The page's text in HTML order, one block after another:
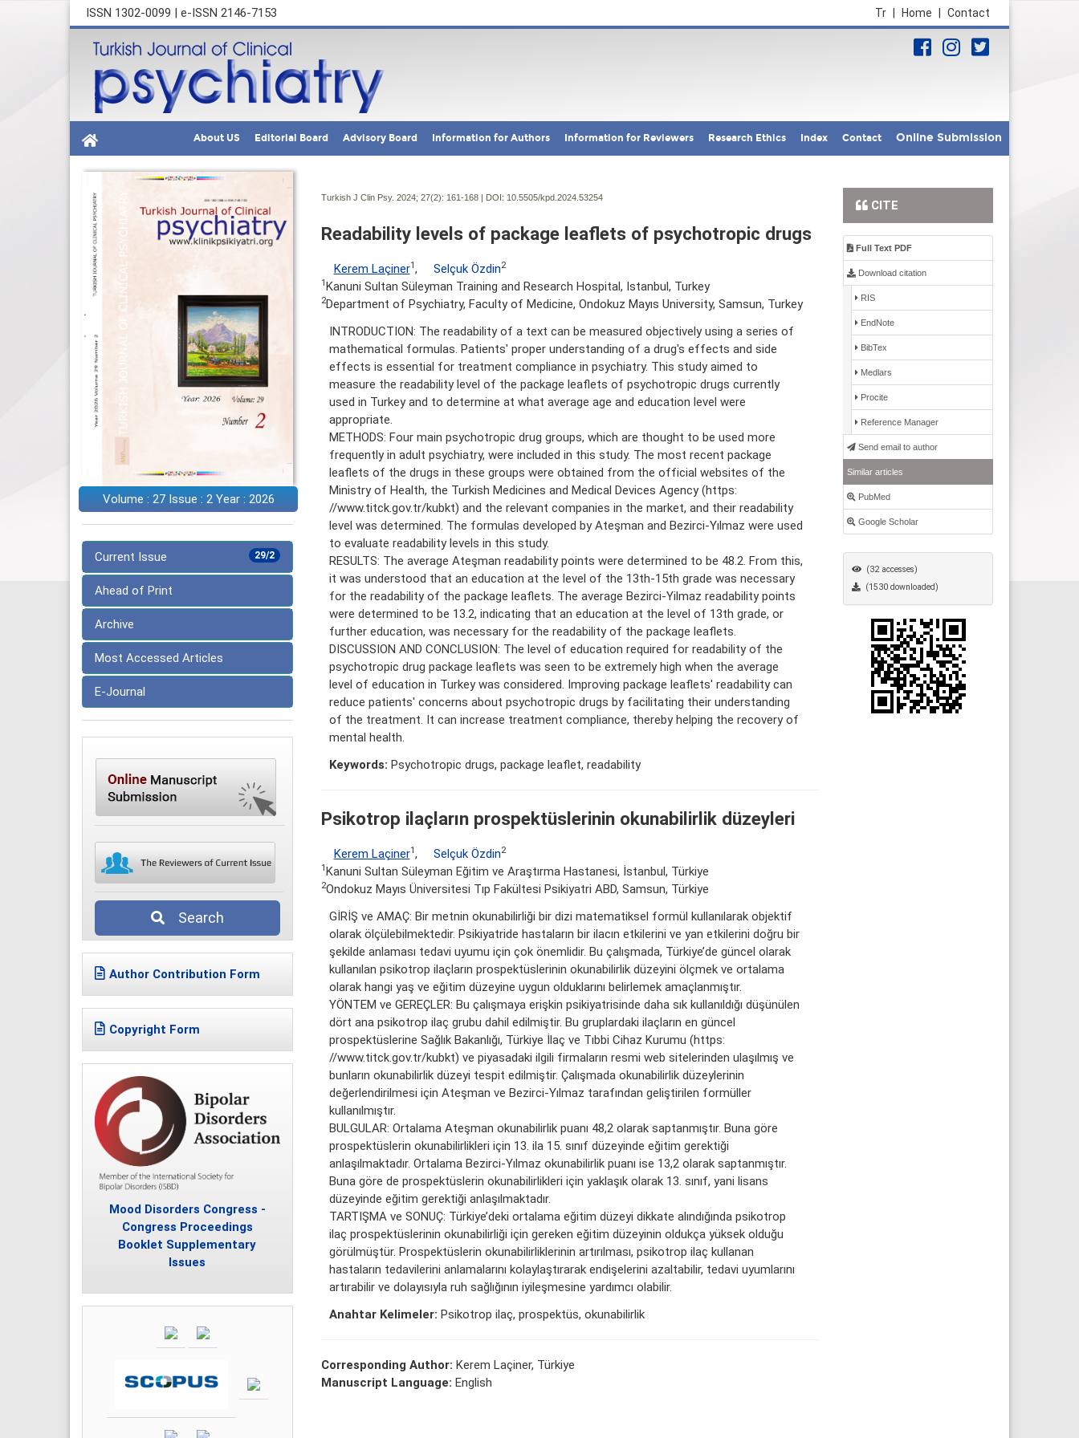
ISSN 1302-0099 | e-ISSN 2146-7153 Contact
Home
Tr
About US Editorial Board Advisory Board Information for Authors Information for Reviewers Research Ethics Index Contact Online Submission
Volume : 27 Issue : 2 Year : 2026
29/2
Current Issue
Ahead of Print
Archive
Most Accessed Articles
E-Journal
Search
Author Contribution Form
Copyright Form
Mood Disorders Congress -
Congress Proceedings
Booklet Supplementary
Issues
Turkish J Clin Psy. 2024; 27(2): 161-168 | DOI: 10.5505/kpd.2024.53254
Readability levels of package leaflets of psychotropic drugs
Kerem Laçiner1 , Selçuk Özdin2
1 Kanuni Sultan Süleyman Training and Research Hospital, Istanbul, Turkey
2Department of Psychiatry, Faculty of Medicine, Ondokuz Mayıs University, Samsun, Turkey
INTRODUCTION: The readability of a text can be measured objectively using a series of
mathematical formulas. Patients' proper understanding of a drug's effects and side
effects is essential for treatment compliance in psychiatry. This study aimed to
measure the readability level of the package leaflets of psychotropic drugs currently
used in Turkey and to determine at what average age and education level were
appropriate.
METHODS: Four main psychotropic drug groups, which are thought to be used more
frequently in adult psychiatry, were included in this study. The most recent package
leaflets of the drugs in these groups were obtained from the official websites of the
Ministry of Health, the Turkish Medicines and Medical Devices Agency (https:
//www.titck.gov.tr/kubkt) and the relevant companies in the market, and their readability
level was determined. The formulas developed by Ateşman and Bezirci-Yılmaz were used
to evaluate readability levels in this study.
RESULTS: The average Ateşman readability points were determined to be 48.2. From this,
it was understood that an education at the level of the 13th-15th grade was necessary
for the readability of the package leaflets. The average Bezirci-Yilmaz readability points
were determined to be 13.2, indicating that an education at the level of 13th grade, or
further education, was necessary for the readability of the package leaflets.
DISCUSSION AND CONCLUSION: The level of education required for readability of the
psychotropic drug package leaflets was seen to be extremely high when the average
level of education in Turkey was considered. Improving package leaflets' readability can
reduce patients' concerns about psychotropic drugs by facilitating their understanding
of the treatment. It can increase treatment compliance, thereby helping the recovery of
mental health.
Keywords: Psychotropic drugs, package leaflet, readability
Psikotrop ilaçların prospektüslerinin okunabilirlik düzeyleri
Kerem Laçiner1, Selçuk Özdin2
1Kanuni Sultan Süleyman Eğitim ve Araştırma Hastanesi, İstanbul, Türkiye
2Ondokuz Mayıs Üniversitesi Tıp Fakültesi Psikiyatri ABD, Samsun, Türkiye
GİRİŞ ve AMAÇ: Bir metnin okunabilirliği bir dizi matematiksel formül kullanılarak objektif
olarak ölçülebilmektedir. Psikiyatride hastaların bir ilacın etkilerini ve yan etkilerini doğru bir
şekilde anlaması tedavi uyumu için çok önemlidir. Bu çalışmada, Türkiye’de güncel olarak
kullanılan psikotrop ilaçların prospektüslerinin okunabilirlik düzeyini ölçmek ve ortalama
olarak hangi yaş ve eğitim düzeyine uygun olduklarını belirlemek amaçlanmıştır.
YÖNTEM ve GEREÇLER: Bu çalışmaya erişkin psikiyatrisinde daha sık kullanıldığı düşünülen
dört ana psikotrop ilaç grubu dahil edilmiştir. Bu gruplardaki ilaçların en güncel
prospektüslerine Sağlık Bakanlığı, Türkiye İlaç ve Tıbbi Cihaz Kurumu (https:
//www.titck.gov.tr/kubkt) ve piyasadaki ilgili firmaların resmi web sitelerinden ulaşılmış ve
bunların okunabilirlik düzeyi tespit edilmiştir. Çalışmada okunabilirlik düzeylerinin
değerlendirilmesi için Ateşman ve Bezirci-Yılmaz tarafından geliştirilen formüller
kullanılmıştır.
BULGULAR: Ortalama Ateşman okunabilirlik puanı 48,2 olarak saptanmıştır. Buna göre
prospektüslerin okunabilirlikleri için 13. ila 15. sınıf düzeyinde eğitim gerektiği
anlaşılmaktadır. Ortalama Bezirci-Yılmaz okunabilirlik puanı ise 13,2 olarak saptanmıştır.
Buna göre de prospektüslerin okunabilirlikleri için yaklaşık olarak 13. sınıf, yani lisans
düzeyinde eğitim gerektiği anlaşılmaktadır.
TARTIŞMA ve SONUÇ: Türkiye’deki ortalama eğitim düzeyi dikkate alındığında psikotrop
ilaç prospektüslerinin okunabilirliği için gereken eğitim düzeyinin oldukça yüksek olduğu
görülmüştür. Prospektüslerin okunabilirliklerinin artırılması, psikotrop ilaç kullanan
hastaların tedavilerini anlamalarını kolaylaştırarak endişelerini azaltabilir, tedavi uyumlarını
artırabilir ve dolayısıyla ruh sağlığının iyileşmesine yardımcı olabilir.
Anahtar Kelimeler: Psikotrop ilaç, prospektüs, okunabilirlik
Corresponding Author: Kerem Laçiner, Türkiye
Manuscript Language: English
CITE
Full Text PDF
Download citation
RIS
EndNote
BibTex
Medlars
Procite
Reference Manager
Send email to author
Similar articles
PubMed
Google Scholar
(32 accesses)
(1530 downloaded)